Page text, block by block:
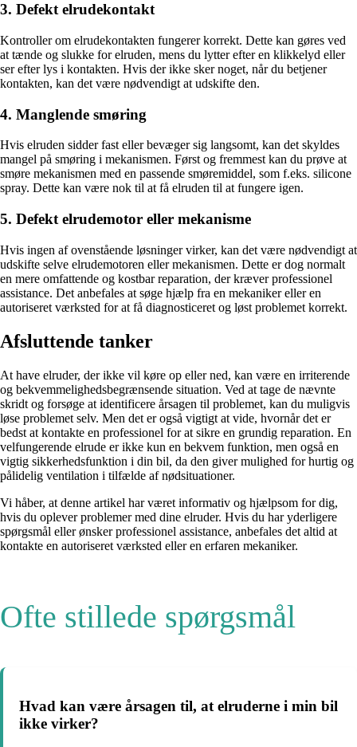
3. Defekt elrudekontakt
Kontroller om elrudekontakten fungerer korrekt. Dette kan gøres ved
at tænde og slukke for elruden, mens du lytter efter en klikkelyd eller
ser efter lys i kontakten. Hvis der ikke sker noget, når du betjener
kontakten, kan det være nødvendigt at udskifte den.
4. Manglende smøring
Hvis elruden sidder fast eller bevæger sig langsomt, kan det skyldes
mangel på smøring i mekanismen. Først og fremmest kan du prøve at
smøre mekanismen med en passende smøremiddel, som f.eks. silicone
spray. Dette kan være nok til at få elruden til at fungere igen.
5. Defekt elrudemotor eller mekanisme
Hvis ingen af ovenstående løsninger virker, kan det være nødvendigt at
udskifte selve elrudemotoren eller mekanismen. Dette er dog normalt
en mere omfattende og kostbar reparation, der kræver professionel
assistance. Det anbefales at søge hjælp fra en mekaniker eller en
autoriseret værksted for at få diagnosticeret og løst problemet korrekt.
Afsluttende tanker
At have elruder, der ikke vil køre op eller ned, kan være en irriterende
og bekvemmelighedsbegrænsende situation. Ved at tage de nævnte
skridt og forsøge at identificere årsagen til problemet, kan du muligvis
løse problemet selv. Men det er også vigtigt at vide, hvornår det er
bedst at kontakte en professionel for at sikre en grundig reparation. En
velfungerende elrude er ikke kun en bekvem funktion, men også en
vigtig sikkerhedsfunktion i din bil, da den giver mulighed for hurtig og
pålidelig ventilation i tilfælde af nødsituationer.
Vi håber, at denne artikel har været informativ og hjælpsom for dig,
hvis du oplever problemer med dine elruder. Hvis du har yderligere
spørgsmål eller ønsker professionel assistance, anbefales det altid at
kontakte en autoriseret værksted eller en erfaren mekaniker.
Ofte stillede spørgsmål
Hvad kan være årsagen til, at elruderne i min bil
ikke virker?